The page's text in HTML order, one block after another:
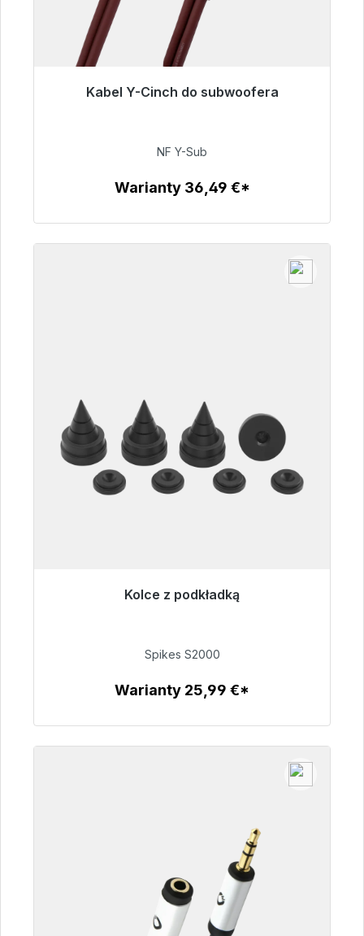
Kabel Y-Cinch do subwoofera
Gotowy do natychmiastowej wysyłki, czas
50,99 €
NF Y-Sub
Warianty 36,49 €*
Kolce z podkładką
Gotowy do natychmiastowej wysyłki, czas
51,49 €
Spikes S2000
Warianty 25,99 €*